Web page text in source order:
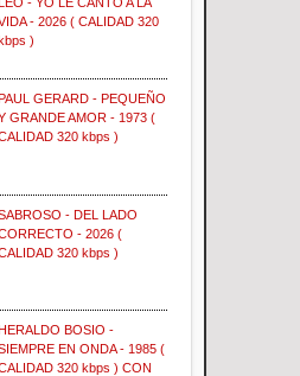
- 2026 ( CALIDAD 320
)
GERARD - PEQUEÑO
GRANDE AMOR - 1973 (
320 kbps )
- DEL LADO
- 2026 (
320 kbps )
BOSIO -
EN ONDA - 1985 (
320 kbps ) CON